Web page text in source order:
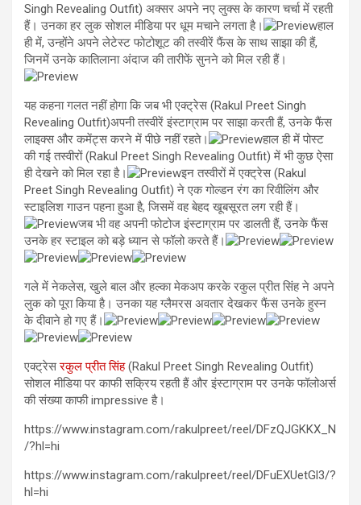
Singh Revealing Outfit) अक्सर अपने नए लुक्स के कारण चर्चा में रहती
हैं। उनका हर लुक सोशल मीडिया पर धूम मचाने लगता है।
हाल
ही में, उन्होंने अपने लेटेस्ट फोटोशूट की तस्वीरें फैंस के साथ साझा की हैं,
जिनमें उनके कातिलाना अंदाज की तारीफें सुनने को मिल रही हैं।
यह कहना गलत नहीं होगा कि जब भी एक्ट्रेस (Rakul Preet Singh
Revealing Outfit)अपनी तस्वीरें इंस्टाग्राम पर साझा करती हैं, उनके फैंस
लाइक्स और कमेंट्स करने में पीछे नहीं रहते।
हाल ही में पोस्ट
की गई तस्वीरों (Rakul Preet Singh Revealing Outfit) में भी कुछ ऐसा
ही देखने को मिल रहा है।
इन तस्वीरों में एक्ट्रेस (Rakul
Preet Singh Revealing Outfit) ने एक गोल्डन रंग का रिवीलिंग और
स्टाइलिश गाउन पहना हुआ है, जिसमें वह बेहद खूबसूरत लग रही हैं।
जब भी वह अपनी फोटोज इंस्टाग्राम पर डालती हैं, उनके फैंस
उनके हर स्टाइल को बड़े ध्यान से फॉलो करते हैं।
गले में नेकलेस, खुले बाल और हल्का मेकअप करके रकुल प्रीत सिंह ने अपने
लुक को पूरा किया है। उनका यह ग्लैमरस अवतार देखकर फैंस उनके हुस्न
के दीवाने हो गए हैं।
एक्ट्रेसरकुल प्रीत सिंह(Rakul Preet Singh Revealing Outfit)
सोशल मीडिया पर काफी सक्रिय रहती हैं और इंस्टाग्राम पर उनके फॉलोअर्स
की संख्या काफी impressive है।
https://www.instagram.com/rakulpreet/reel/DFzQJGKKX_N
/?hl=hi
https://www.instagram.com/rakulpreet/reel/DFuEXUetGl3/?
hl=hi